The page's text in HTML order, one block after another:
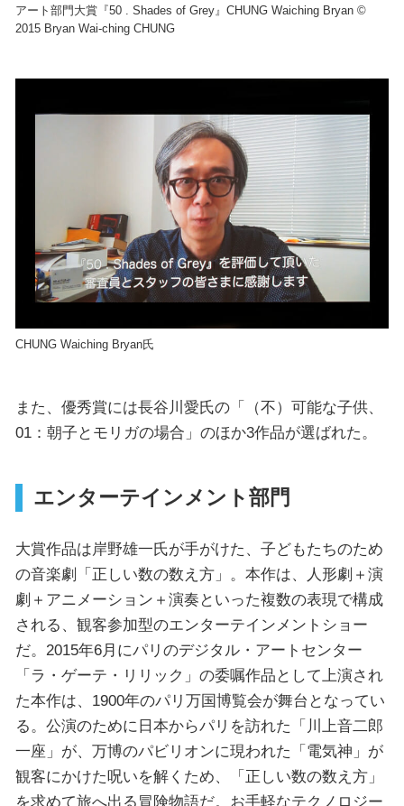
アート部門大賞『50 . Shades of Grey』CHUNG Waiching Bryan ©
2015 Bryan Wai-ching CHUNG
CHUNG Waiching Bryan氏
また、優秀賞には長谷川愛氏の「（不）可能な子供、
01：朝子とモリガの場合」のほか3作品が選ばれた。
エンターテインメント部門
大賞作品は岸野雄一氏が手がけた、子どもたちのため
の音楽劇「正しい数の数え方」。本作は、人形劇＋演
劇＋アニメーション＋演奏といった複数の表現で構成
される、観客参加型のエンターテインメントショー
だ。2015年6月にパリのデジタル・アートセンター
「ラ・ゲーテ・リリック」の委嘱作品として上演され
た本作は、1900年のパリ万国博覧会が舞台となってい
る。公演のために日本からパリを訪れた「川上音二郎
一座」が、万博のパビリオンに現われた「電気神」が
観客にかけた呪いを解くため、「正しい数の数え方」
を求めて旅へ出る冒険物語だ。お手軽なテクノロジー